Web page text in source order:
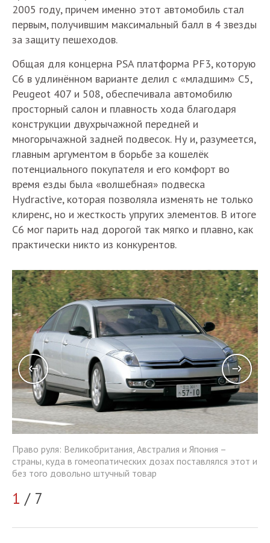
2005 году, причем именно этот автомобиль стал
первым, получившим максимальный балл в 4 звезды
за защиту пешеходов.
Общая для концерна PSA платформа PF3, которую
С6 в удлинённом варианте делил с «младшим» C5,
Peugeot 407 и 508, обеспечивала автомобилю
просторный салон и плавность хода благодаря
конструкции двухрычажной передней и
многорычажной задней подвесок. Ну и, разумеется,
главным аргументом в борьбе за кошелёк
потенциального покупателя и его комфорт во
время езды была «волшебная» подвеска
Hydractive, которая позволяла изменять не только
клиренс, но и жесткость упругих элементов. В итоге
С6 мог парить над дорогой так мягко и плавно, как
практически никто из конкурентов.
Право руля: Великобритания, Австралия и Япония –
страны, куда в гомеопатических дозах поставлялся этот и
без того довольно штучный товар
1 / 7